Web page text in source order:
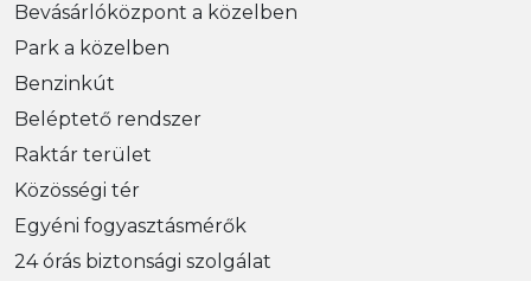
Bevásárlóközpont a közelben
Park a közelben
Benzinkút
Beléptető rendszer
Raktár terület
Közösségi tér
Egyéni fogyasztásmérők
24 órás biztonsági szolgálat